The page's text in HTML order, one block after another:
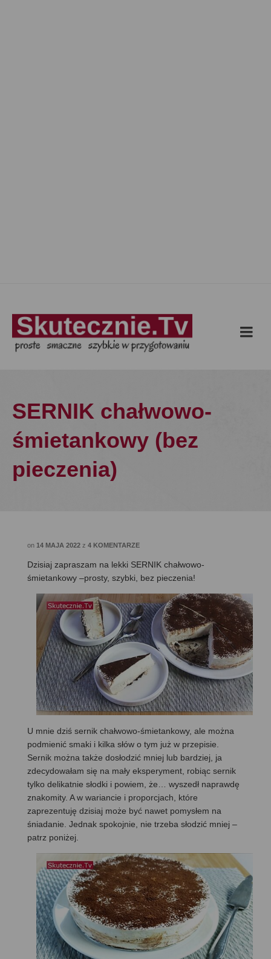
SERNIK chałwowo-
śmietankowy (bez
pieczenia)
on 14 MAJA 2022 z 4 KOMENTARZE
Dzisiaj zapraszam na lekki SERNIK chałwowo-
śmietankowy –prosty, szybki, bez pieczenia!
U mnie dziś sernik chałwowo-śmietankowy, ale można
podmienić smaki i kilka słów o tym już w przepisie.
Sernik można także dosłodzić mniej lub bardziej, ja
zdecydowałam się na mały eksperyment, robiąc sernik
tylko delikatnie słodki i powiem, że… wyszedł naprawdę
znakomity. A w wariancie i proporcjach, które
zaprezentuję dzisiaj może być nawet pomysłem na
śniadanie. Jednak spokojnie, nie trzeba słodzić mniej –
patrz poniżej.